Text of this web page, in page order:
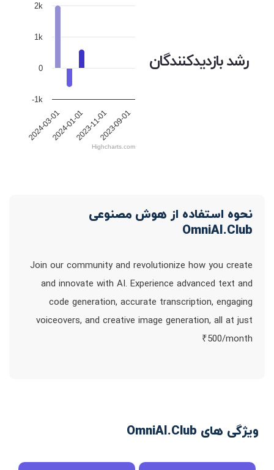
رشد بازدیدکنندگان
2024-03-012024-01-012023-11-012023-09-01
-1k
0
1k
2k
Highcharts.com
نحوه استفاده از هوش مصنوعی
OmniAI.Club
Join our community and revolutionize how you create
and innovate with AI. Experience advanced text and
code generation, accurate transcription, engaging
voiceovers, and creative image generation, all at just
₹500/month
ویژگی های OmniAI.Club